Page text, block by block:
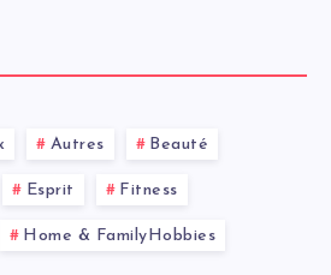
Autres Beauté
Esprit Fitness
Home & FamilyHobbies